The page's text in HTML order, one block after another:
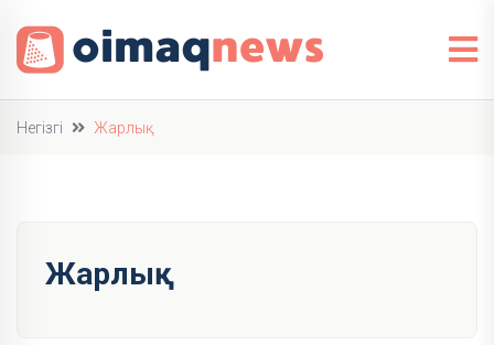
Негізгі Жарлық
Жарлық